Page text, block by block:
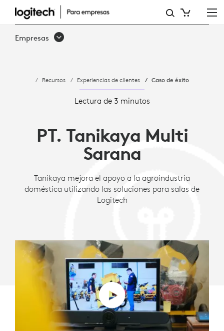
ESTUDIO
DE
MEJORA
APOYO
INDUSTRIA
AGRÍCOLA
Empresas
Recursos Experiencias de clientes Caso de éxito
Lectura de 3 minutos
PT. Tanikaya Multi
Sarana
Tanikaya mejora el apoyo a la agroindustria
doméstica utilizando las soluciones para salas de
Logitech